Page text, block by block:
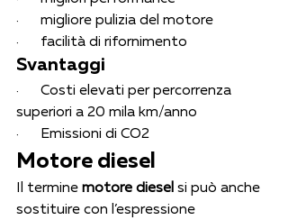
·      migliore pulizia del motore
·      facilità di rifornimento
Svantaggi
·      Costi elevati per percorrenza
superiori a 20 mila km/anno
·      Emissioni di CO2
Motore diesel
Il termine motore diesel si può anche
sostituire con l’espressione